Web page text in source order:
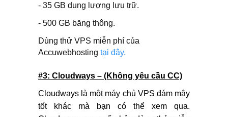
- 35 GB dung lượng lưu trữ.
- 500 GB băng thông.
Dùng thử VPS miễn phí của
Accuwebhosting tại đây.
#3: Cloudways – (Không yêu cầu CC)
Cloudways là một máy chủ VPS đám mây
tốt khác mà bạn có thể xem qua.